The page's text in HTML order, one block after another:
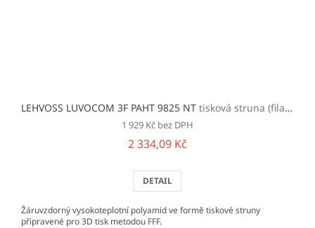
LEHVOSS LUVOCOM 3F PAHT 9825 NT tisková struna (filament)
1 929 Kč bez DPH
2 334,09 Kč
DETAIL
Žáruvzdorný vysokoteplotní polyamid ve formě tiskové struny
připravené pro 3D tisk metodou FFF.